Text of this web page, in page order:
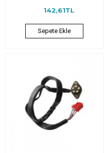
142,61TL
Sepete Ekle